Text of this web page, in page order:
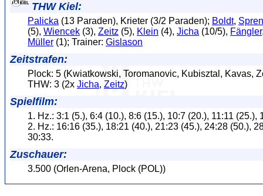
THW Kiel:
Palicka (13 Paraden), Krieter (3/2 Paraden); Boldt,
(5), Wiencek (3), Zeitz (5), Klein (4), Jicha (10/5), Fängler
Müller (1); Trainer: Gislason
Zeitstrafen:
Plock: 5 (Kwiatkowski, Toromanovic, Kubisztal, Kavas,
THW: 3 (2x Jicha, Zeitz)
Spielfilm:
1. Hz.: 3:1 (5.), 6:4 (10.), 8:6 (15.), 10:7 (20.), 11:11 (25.),
2. Hz.: 16:16 (35.), 18:21 (40.), 21:23 (45.), 24:28 (50.),
30:33.
Zuschauer:
3.500 (Orlen-Arena, Plock (POL))